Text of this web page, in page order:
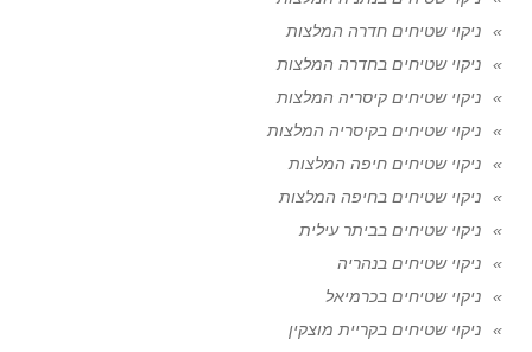
ניקוי שטיחים חדרה המלצות
ניקוי שטיחים בחדרה המלצות
ניקוי שטיחים קיסריה המלצות
ניקוי שטיחים בקיסריה המלצות
ניקוי שטיחים חיפה המלצות
ניקוי שטיחים בחיפה המלצות
ניקוי שטיחים בביתר עילית
ניקוי שטיחים בנהריה
ניקוי שטיחים בכרמיאל
ניקוי שטיחים בקריית מוצקין